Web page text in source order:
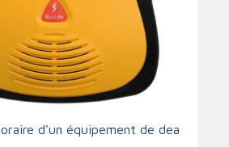
d'un équipement de dea